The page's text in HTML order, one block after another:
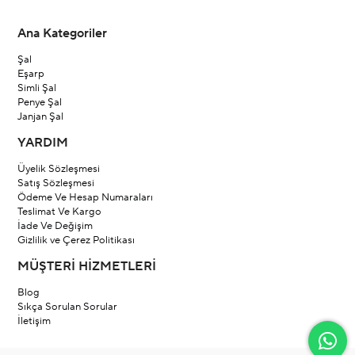
Ana Kategoriler
Şal
Eşarp
Simli Şal
Penye Şal
Janjan Şal
YARDIM
Üyelik Sözleşmesi
Satış Sözleşmesi
Ödeme Ve Hesap Numaraları
Teslimat Ve Kargo
İade Ve Değişim
Gizlilik ve Çerez Politikası
MÜŞTERİ HİZMETLERİ
Blog
Sıkça Sorulan Sorular
İletişim